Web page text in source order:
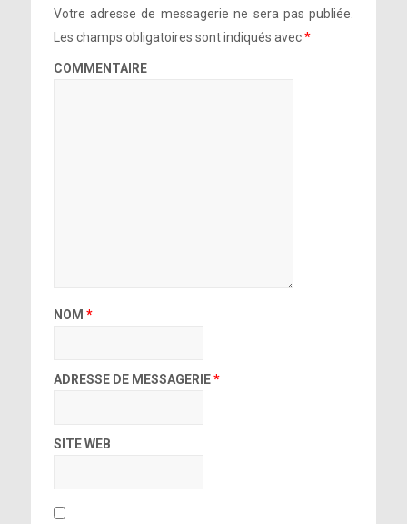
Votre adresse de messagerie ne sera pas publiée.
Les champs obligatoires sont indiqués avec*
COMMENTAIRE
NOM *
ADRESSE DE MESSAGERIE*
SITE WEB